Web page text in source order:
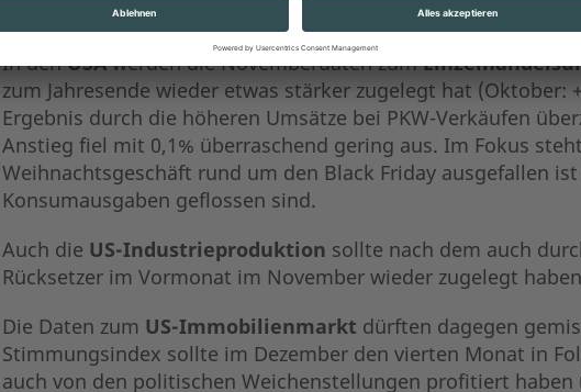
In denUSAwerden die Novemberdaten zum
zum Jahresende wieder etwas stärker zugelegt hat (Oktober:
Ergebnis durch die höheren Umsätze bei PKW-Verkäufen
Anstieg fiel mit 0,1% überraschend gering aus. Im Fokus
Weihnachtsgeschäft rund um den Black Friday ausgefallen
Konsumausgaben geflossen sind.
Auch die US-Industrieproduktion sollte nach dem auch
Rücksetzer im Vormonat im November wieder zugelegt
Die Daten zum US-Immobilienmarkt dürften dagegen
Stimmungsindex sollte im Dezember den vierten Monat in
auch von den politischen Weichenstellungen profitiert haben